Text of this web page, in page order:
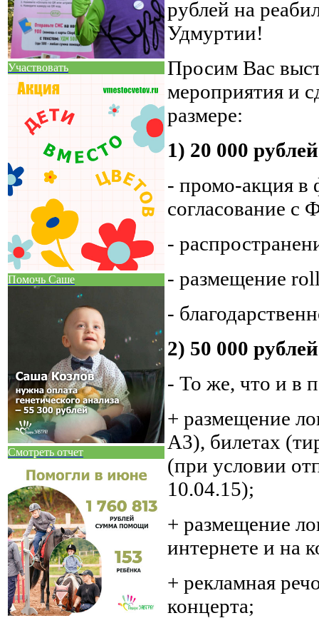
Участвовать
Помочь Саше
Смотреть отчет
рублей на
Удмуртии!
Просим Вас
мероприятия и
размере:
1) 20 000
- промо-акция в
согласование с
-
- размещение
-
2) 50 000
- То же, что и в
+ размещение
А3), билетах
(при условии
10.04.15);
+ размещение
интернете и на
+ рекламная
концерта;